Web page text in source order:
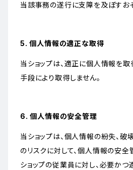
当該事務の遂行に支障を及ぼすお
5. 個人情報の適正な取得
当ショップは、適正に個人情報を
手段により取得しません。
6. 個人情報の安全管理
当ショップは、個人情報の紛失、破
のリスクに対して、個人情報の安全
ショップの従業員に対し、必要かつ